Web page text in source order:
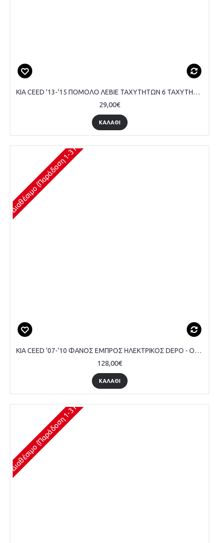
KIA CEED '13-'15 ΠΟΜΟΛΟ ΛΕΒΙΕ ΤΑΧΥΤΗΤΩΝ 6 ΤΑΧΥΤΗΤΕΣ ,ΔΕΡΜΑ.ΜΑΥΡΟ
29,00€
ΚΑΛΆΘΙ
Διαθέσιμο (Παράδοση 1-3 Ημέρες)
KIA CEED '07-'10 ΦΑΝΟΣ ΕΜΠΡΟΣ ΗΛΕΚΤΡΙΚΟΣ DEPO - ΟΔΗΓΟΥ
128,00€
ΚΑΛΆΘΙ
Διαθέσιμο (Παράδοση 1-3 Ημέρες)